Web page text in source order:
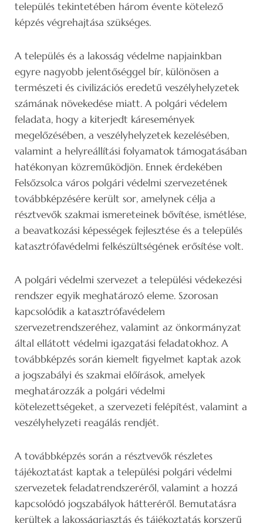
település tekintetében három évente kötelező
képzés végrehajtása szükséges.
A település és a lakosság védelme napjainkban
egyre nagyobb jelentőséggel bír, különösen a
természeti és civilizációs eredetű veszélyhelyzetek
számának növekedése miatt. A polgári védelem
feladata, hogy a kiterjedt káresemények
megelőzésében, a veszélyhelyzetek kezelésében,
valamint a helyreállítási folyamatok támogatásában
hatékonyan közreműködjön. Ennek érdekében
Felsőzsolca város polgári védelmi szervezetének
továbbképzésére került sor, amelynek célja a
résztvevők szakmai ismereteinek bővítése, ismétlése,
a beavatkozási képességek fejlesztése és a település
katasztrófavédelmi felkészültségének erősítése volt.
A polgári védelmi szervezet a települési védekezési
rendszer egyik meghatározó eleme. Szorosan
kapcsolódik a katasztrófavédelem
szervezetrendszeréhez, valamint az önkormányzat
által ellátott védelmi igazgatási feladatokhoz. A
továbbképzés során kiemelt figyelmet kaptak azok
a jogszabályi és szakmai előírások, amelyek
meghatározzák a polgári védelmi
kötelezettségeket, a szervezeti felépítést, valamint a
veszélyhelyzeti reagálás rendjét.
A továbbképzés során a résztvevők részletes
tájékoztatást kaptak a települési polgári védelmi
szervezetek feladatrendszeréről, valamint a hozzá
kapcsolódó jogszabályok hátteréről. Bemutatásra
kerültek a lakosságriasztás és tájékoztatás korszerű